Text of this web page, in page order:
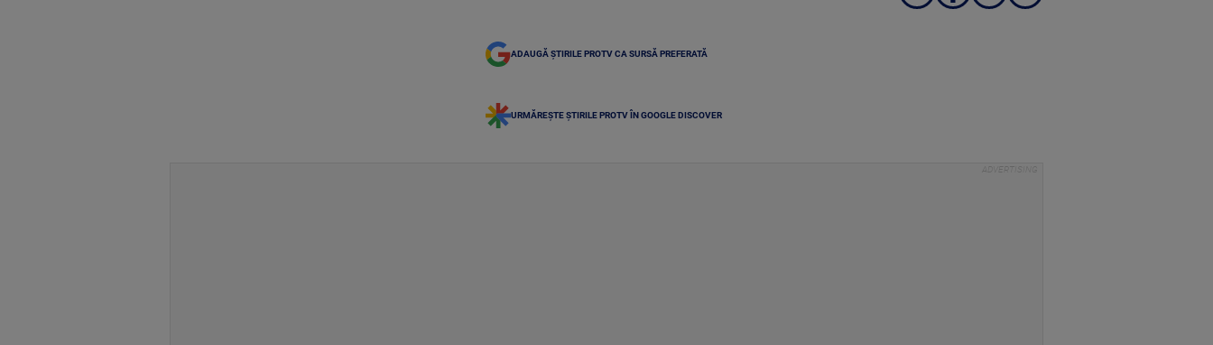
ADAUGĂ ȘTIRILE PROTV CA SURSĂ PREFERATĂ
URMĂREȘTE ȘTIRILE PROTV ÎN GOOGLE DISCOVER